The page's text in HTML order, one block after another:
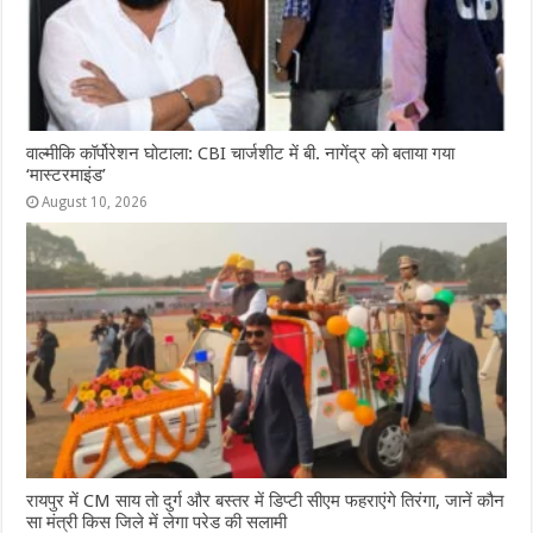
वाल्मीकि कॉर्पोरेशन घोटाला: CBI चार्जशीट में बी. नागेंद्र को बताया गया
‘मास्टरमाइंड’
August 10, 2026
रायपुर में CM साय तो दुर्ग और बस्तर में डिप्टी सीएम फहराएंगे तिरंगा, जानें कौन
सा मंत्री किस जिले में लेगा परेड की सलामी